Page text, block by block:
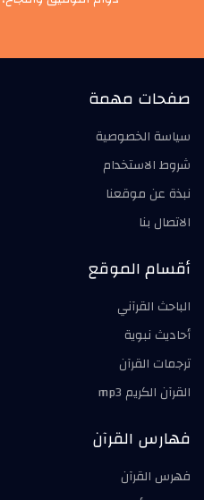
صفحات مهمة
سياسة الخصوصية
شروط الاستخدام
نبذة عن موقعنا
الاتصال بنا
أقسام الموقع
الباحث القرآني
أحاديث نبوية
ترجمات القرآن
القرآن الكريم mp3
فهارس القرآن
فهرس القرآن